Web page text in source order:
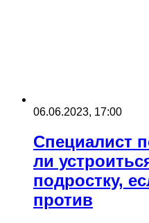
06.06.2023, 17:00
Специалист
ли
подростку,
против